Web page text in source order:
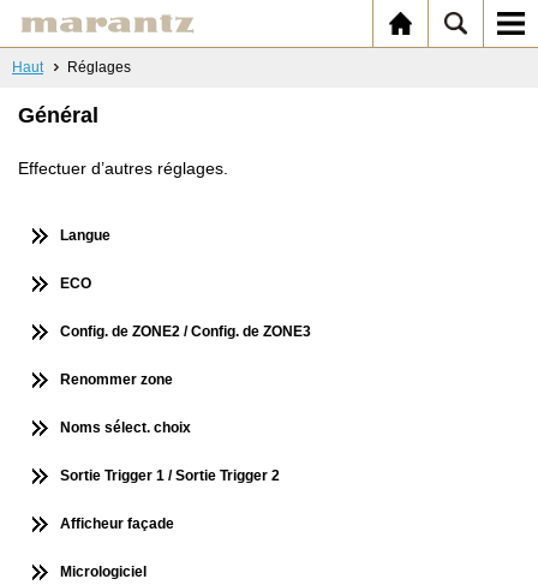
Haut Réglages
Général
Effectuer d’autres réglages.
Langue
ECO
Config. de ZONE2 / Config. de ZONE3
Renommer zone
Noms sélect. choix
Sortie Trigger 1 / Sortie Trigger 2
Afficheur façade
Micrologiciel